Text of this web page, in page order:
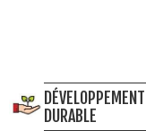
DÉVELOPPEMENT
DURABLE